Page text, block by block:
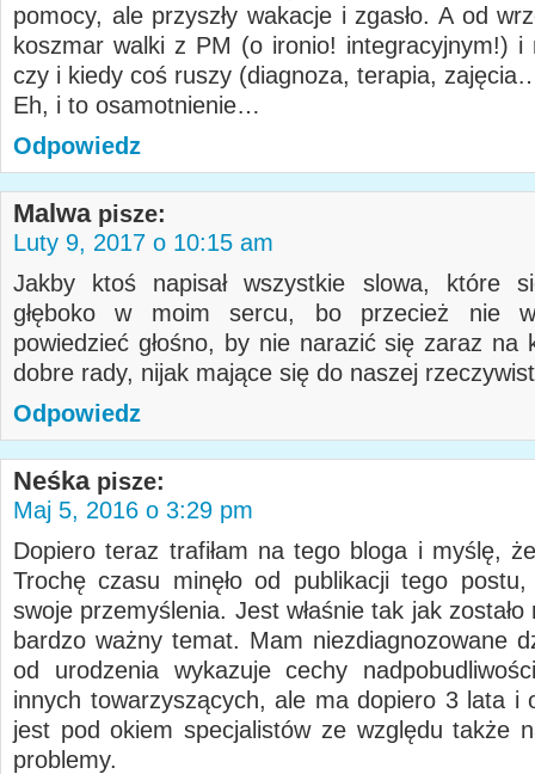
pomocy, ale przyszły wakacje i zgasło. A od
koszmar walki z PM (o ironio! integracyjnym!) i
czy i kiedy coś ruszy (diagnoza, terapia,
Eh, i to osamotnienie…
Odpowiedz
Malwa pisze:
Luty 9, 2017 o 10:15 am
Jakby ktoś napisał wszystkie slowa, które
głęboko w moim sercu, bo przecież nie
powiedzieć głośno, by nie narazić się zaraz na
dobre rady, nijak mające się do naszej
Odpowiedz
Neśka pisze:
Maj 5, 2016 o 3:29 pm
Dopiero teraz trafiłam na tego bloga i myślę,
Trochę czasu minęło od publikacji tego
swoje przemyślenia. Jest właśnie tak jak
bardzo ważny temat. Mam niezdiagnozowane
od urodzenia wykazuje cechy
innych towarzyszących, ale ma dopiero 3 lata i
jest pod okiem specjalistów ze względu także
problemy.